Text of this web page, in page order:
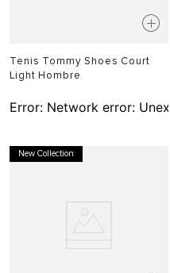
Tenis Tommy Shoes Court
Light Hombre
Error: Network error:
New Collection